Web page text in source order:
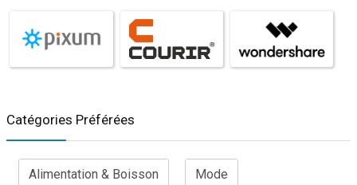
Catégories Préférées
Alimentation & Boisson Mode